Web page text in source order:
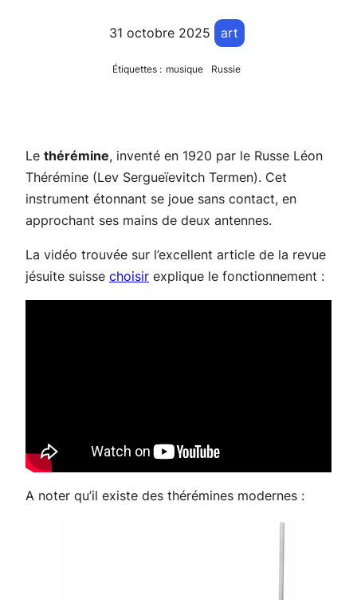
31 octobre 2025 art
Étiquettes : musique Russie
Le thérémine, inventé en 1920 par le Russe Léon
Thérémine (Lev Sergueïevitch Termen). Cet
instrument étonnant se joue sans contact, en
approchant ses mains de deux antennes.
La vidéo trouvée sur l’excellent article de la revue
jésuite suisse choisir explique le fonctionnement :
A noter qu’il existe des thérémines modernes :